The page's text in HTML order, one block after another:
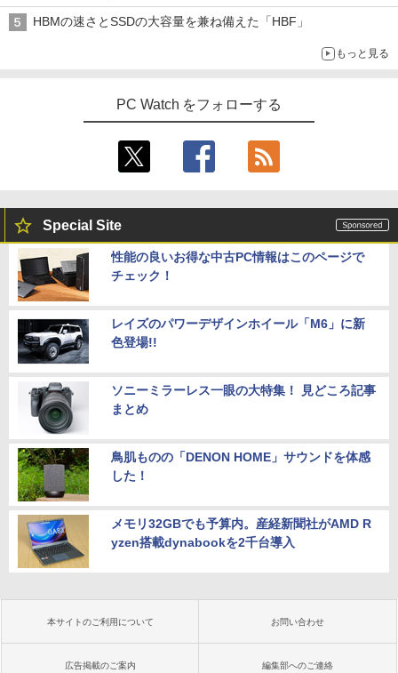
HBMの速さとSSDの大容量を兼ね備えた「HBF」
もっと見る
PC Watch をフォローする
Special Site
性能の良いお得な中古PC情報はこのページで
チェック！
レイズのパワーデザインホイール「M6」に新
色登場!!
ソニーミラーレス一眼の大特集！ 見どころ記事
まとめ
鳥肌ものの「DENON HOME」サウンドを体感
した！
メモリ32GBでも予算内。産経新聞社がAMD R
yzen搭載dynabookを2千台導入
本サイトのご利用について お問い合わせ
広告掲載のご案内 編集部へのご連絡